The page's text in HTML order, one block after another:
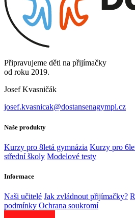
Připravujeme děti na přijímačky
od roku 2019.
Josef Kvasničák
josef.kvasnicak@dostansenagympl.cz
Naše produkty
Kurzy pro 8letá gymnázia Kurzy pro
střední školy Modelové testy
Informace
Naši učitelé Jak zvládnout přijímačky?
podmínky Ochrana soukromí